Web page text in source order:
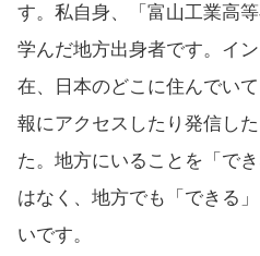
す。私自身、
「富山工業高
学んだ地方出身者です。イ
在、日本のどこに住んでい
報にアクセスしたり発信し
た。地方にいることを「で
はなく、地方でも「できる
いです。